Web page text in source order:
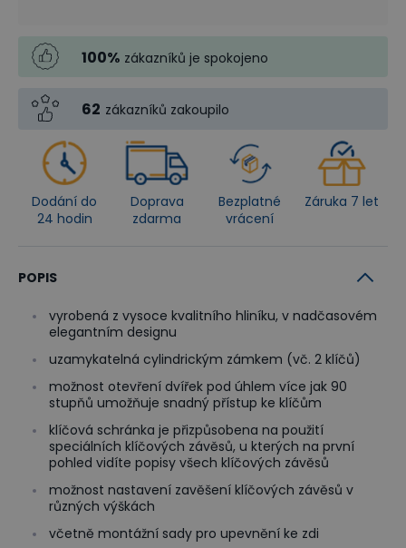
100% zákazníků je spokojeno
62 zákazníků zakoupilo
Dodání do
24 hodin
Doprava
zdarma
Bezplatné
vrácení
Záruka 7 let
POPIS
vyrobená z vysoce kvalitního hliníku, v nadčasovém
elegantním designu
uzamykatelná cylindrickým zámkem (vč. 2 klíčů)
možnost otevření dvířek pod úhlem více jak 90
stupňů umožňuje snadný přístup ke klíčům
klíčová schránka je přizpůsobena na použití
speciálních klíčových závěsů, u kterých na první
pohled vidíte popisy všech klíčových závěsů
možnost nastavení zavěšení klíčových závěsů v
různých výškách
včetně montážní sady pro upevnění ke zdi